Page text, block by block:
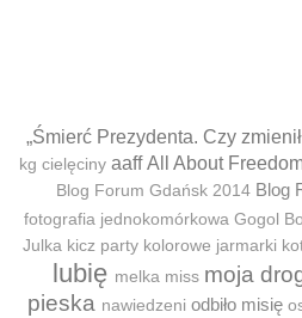
„Śmierć Prezydenta. Czy
kg cielęciny aaff All About
Blog Forum Gdańsk 2014 Blog
fotografia jednokomórkowa Gogol
Julka kicz party kolorowe jarmarki
lubię melka miss moja
pieska nawiedzeni odbiło misię